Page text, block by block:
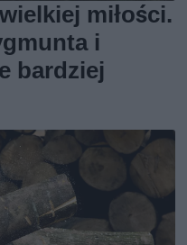
miłości.
i
bardziej